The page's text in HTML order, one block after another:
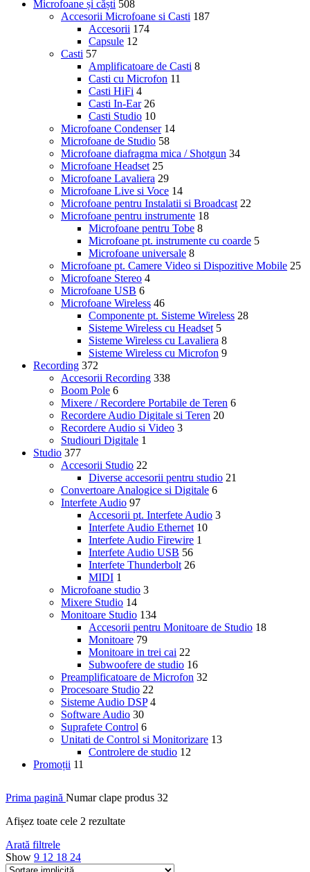
Microfoane și căști 508
Accesorii Microfoane si Casti 187
Accesorii 174
Capsule 12
Casti 57
Amplificatoare de Casti 8
Casti cu Microfon 11
Casti HiFi 4
Casti In-Ear 26
Casti Studio 10
Microfoane Condenser 14
Microfoane de Studio 58
Microfoane diafragma mica / Shotgun 34
Microfoane Headset 25
Microfoane Lavaliera 29
Microfoane Live si Voce 14
Microfoane pentru Instalatii si Broadcast 22
Microfoane pentru instrumente 18
Microfoane pentru Tobe 8
Microfoane pt. instrumente cu coarde 5
Microfoane universale 8
Microfoane pt. Camere Video si Dispozitive Mobile 25
Microfoane Stereo 4
Microfoane USB 6
Microfoane Wireless 46
Componente pt. Sisteme Wireless 28
Sisteme Wireless cu Headset 5
Sisteme Wireless cu Lavaliera 8
Sisteme Wireless cu Microfon 9
Recording 372
Accesorii Recording 338
Boom Pole 6
Mixere / Recordere Portabile de Teren 6
Recordere Audio Digitale si Teren 20
Recordere Audio si Video 3
Studiouri Digitale 1
Studio 377
Accesorii Studio 22
Diverse accesorii pentru studio 21
Convertoare Analogice si Digitale 6
Interfete Audio 97
Accesorii pt. Interfete Audio 3
Interfete Audio Ethernet 10
Interfete Audio Firewire 1
Interfete Audio USB 56
Interfete Thunderbolt 26
MIDI 1
Microfoane studio 3
Mixere Studio 14
Monitoare Studio 134
Accesorii pentru Monitoare de Studio 18
Monitoare 79
Monitoare in trei cai 22
Subwoofere de studio 16
Preamplificatoare de Microfon 32
Procesoare Studio 22
Sisteme Audio DSP 4
Software Audio 30
Suprafete Control 6
Unitati de Control si Monitorizare 13
Controlere de studio 12
Promoții 11
Prima pagină Numar clape produs 32
Afișez toate cele 2 rezultate
Arată filtrele
Show 9 12 18 24